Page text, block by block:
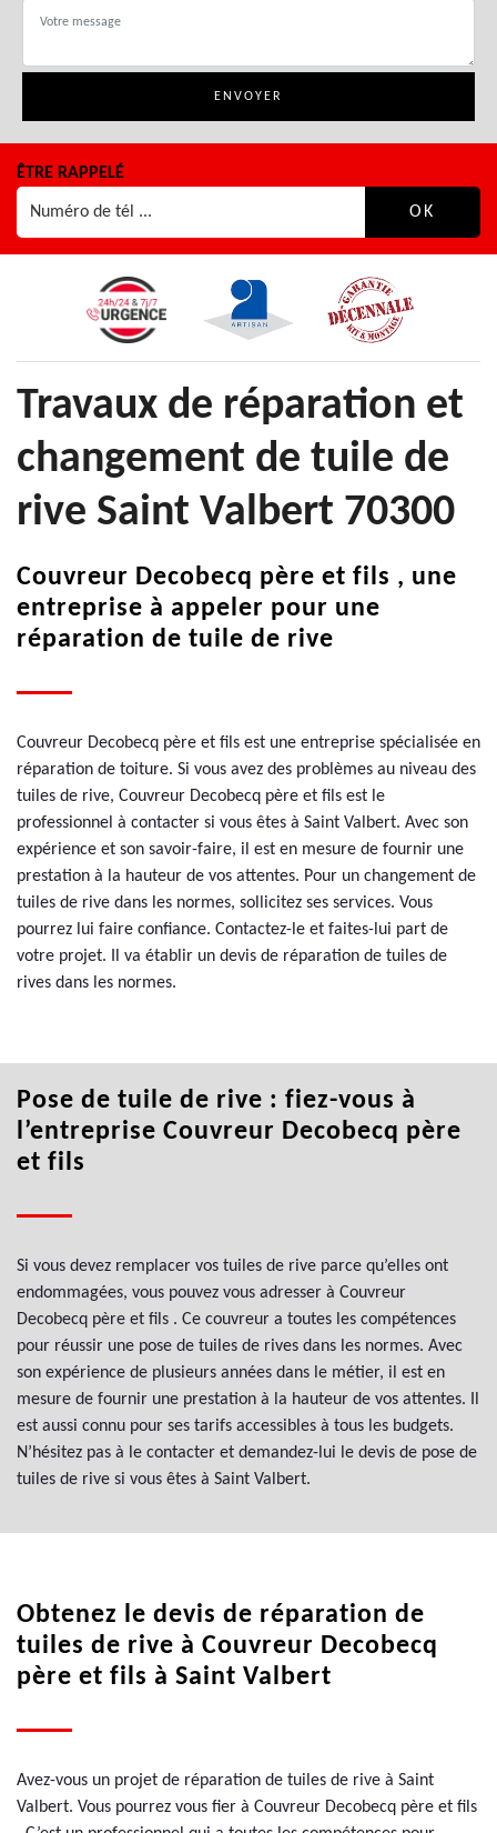
ÊTRE RAPPELÉ
Travaux de réparation et
changement de tuile de
rive Saint Valbert 70300
Couvreur Decobecq père et fils , une
entreprise à appeler pour une
réparation de tuile de rive
Couvreur Decobecq père et fils est une entreprise spécialisée en
réparation de toiture. Si vous avez des problèmes au niveau des
tuiles de rive, Couvreur Decobecq père et fils est le
professionnel à contacter si vous êtes à Saint Valbert. Avec son
expérience et son savoir-faire, il est en mesure de fournir une
prestation à la hauteur de vos attentes. Pour un changement de
tuiles de rive dans les normes, sollicitez ses services. Vous
pourrez lui faire confiance. Contactez-le et faites-lui part de
votre projet. Il va établir un devis de réparation de tuiles de
rives dans les normes.
Pose de tuile de rive : fiez-vous à
l’entreprise Couvreur Decobecq père
et fils
Si vous devez remplacer vos tuiles de rive parce qu’elles ont
endommagées, vous pouvez vous adresser à Couvreur
Decobecq père et fils . Ce couvreur a toutes les compétences
pour réussir une pose de tuiles de rives dans les normes. Avec
son expérience de plusieurs années dans le métier, il est en
mesure de fournir une prestation à la hauteur de vos attentes. Il
est aussi connu pour ses tarifs accessibles à tous les budgets.
N’hésitez pas à le contacter et demandez-lui le devis de pose de
tuiles de rive si vous êtes à Saint Valbert.
Obtenez le devis de réparation de
tuiles de rive à Couvreur Decobecq
père et fils à Saint Valbert
Avez-vous un projet de réparation de tuiles de rive à Saint
Valbert. Vous pourrez vous fier à Couvreur Decobecq père et fils